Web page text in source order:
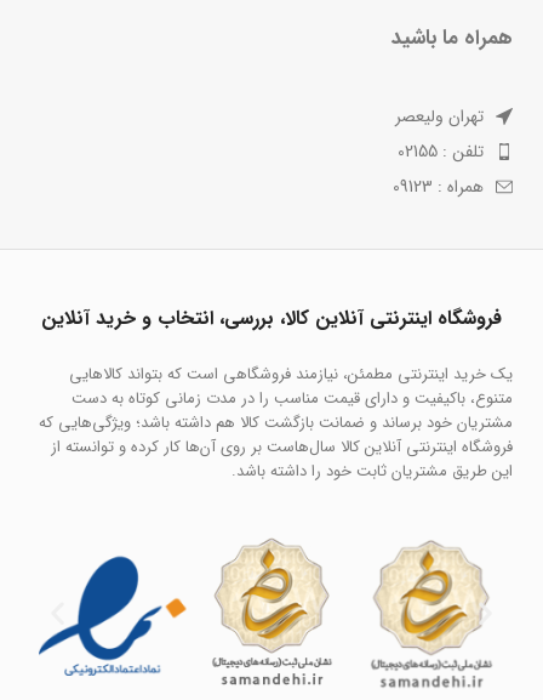
همراه ما باشید
تهران ولیعصر
تلفن : 02155
همراه : 09123
فروشگاه اینترنتی آنلاین کالا، بررسی، انتخاب و خرید آنلاین
یک خرید اینترنتی مطمئن، نیازمند فروشگاهی است که بتواند کالاهایی
متنوع، باکیفیت و دارای قیمت مناسب را در مدت زمانی کوتاه به دست
مشتریان خود برساند و ضمانت بازگشت کالا هم داشته باشد؛ ویژگی‌هایی که
فروشگاه اینترنتی آنلاین کالا سال‌هاست بر روی آن‌ها کار کرده و توانسته از
این طریق مشتریان ثابت خود را داشته باشد.